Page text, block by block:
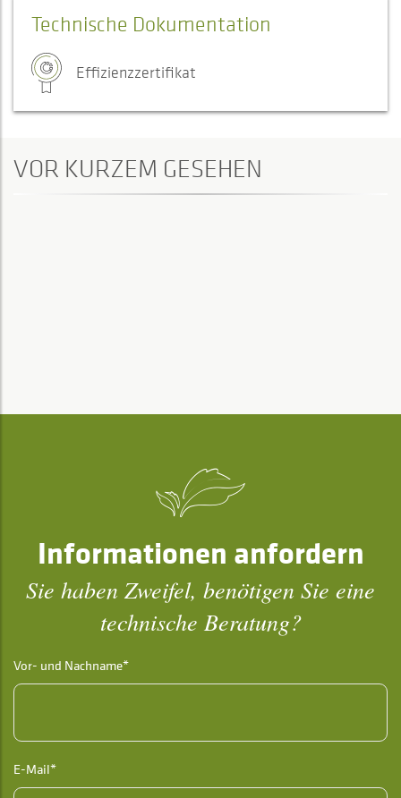
Technische Dokumentation
Effizienzzertifikat
VOR KURZEM GESEHEN
Informationen anfordern
Sie haben Zweifel, benötigen Sie eine
technische Beratung?
Vor- und Nachname*
E-Mail*